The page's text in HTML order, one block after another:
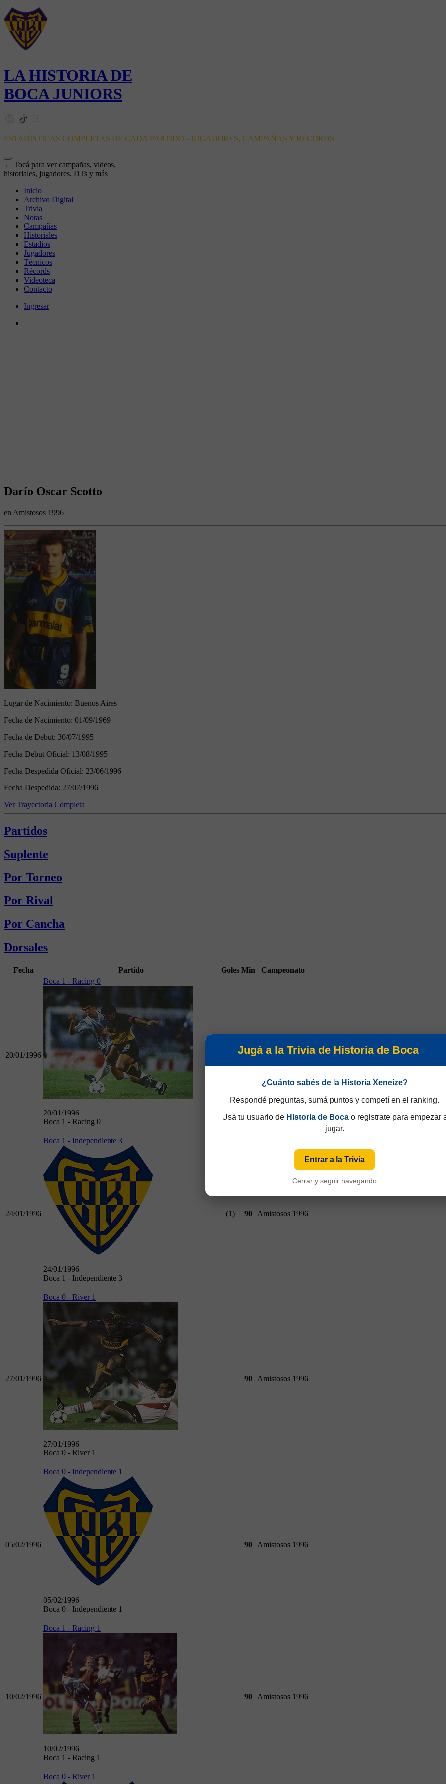
LA HISTORIA DE
BOCA JUNIORS
ESTADÍSTICAS COMPLETAS DE CADA PARTIDO - JUGADORES, CAMPAÑAS Y RÉCORDS
← Tocá para ver campañas, videos,
historiales, jugadores, DTs y más
Inicio
Archivo Digital
Trivia
Notas
Campañas
Historiales
Estadios
Jugadores
Técnicos
Récords
Videoteca
Contacto
Ingresar
Darío Oscar Scotto
en Amistosos 1996
Lugar de Nacimiento: Buenos Aires
Fecha de Nacimiento: 01/09/1969
Fecha de Debut: 30/07/1995
Fecha Debut Oficial: 13/08/1995
Fecha Despedida Oficial: 23/06/1996
Fecha Despedida: 27/07/1996
Ver Trayectoria Completa
Partidos
Suplente
Por Torneo
Por Rival
Por Cancha
Dorsales
Fecha Partido Goles Min Campeonato
20/01/1996
Boca 1 - Racing 0
20/01/1996
Boca 1 - Racing 0
85 Amistosos 1996
24/01/1996
Boca 1 - Independiente 3
24/01/1996
Boca 1 - Independiente 3
(1) 90 Amistosos 1996
27/01/1996
Boca 0 - River 1
27/01/1996
Boca 0 - River 1
90 Amistosos 1996
05/02/1996
Boca 0 - Independiente 1
05/02/1996
Boca 0 - Independiente 1
90 Amistosos 1996
10/02/1996
Boca 1 - Racing 1
10/02/1996
Boca 1 - Racing 1
90 Amistosos 1996
Boca 0 - River 1
Jugá a la Trivia de Historia de Boca
¿Cuánto sabés de la Historia Xeneize?
Respondé preguntas, sumá puntos y competí en el ranking.
Usá tu usuario de Historia de Bocao registrate para empezar
jugar.
Entrar a la Trivia
Cerrar y seguir navegando